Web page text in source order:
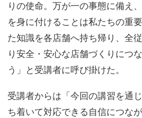
りの使命。万が一の事態に備え
を身に付けることは私たちの重
た知識を各店舗へ持ち帰り、全
り安全・安心な店舗づくりにつ
う」と受講者に呼び掛けた。
受講者からは「今回の講習を通
ち着いて対応できる自信につな